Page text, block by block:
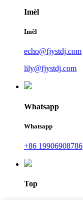
Imèl
Imèl
echo@fjystdj.com
lily@fjystdj.com
Whatsapp
Whatsapp
+86 19906908786
Top